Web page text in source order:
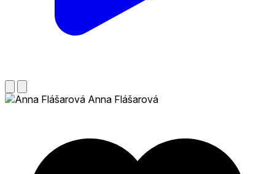
Anna Flášarová